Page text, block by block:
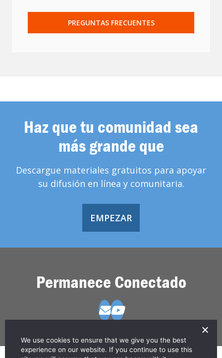
PREGUNTAS FRECUENTES
Haz que tu comunidad sea
más grande que
Descargue materiales gratuitos para apoyar
su difusión en línea y comunitaria.
EMPEZAR
Permanece Conectado
We use cookies to ensure that we give you the best
experience on our website. If you continue to use this